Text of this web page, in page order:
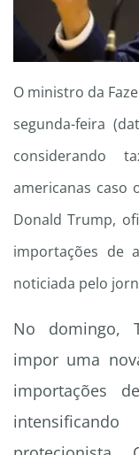
O ministro da
segunda-feira
considerando
americanas caso
Donald Trump,
importações de
noticiada pelo
No domingo,
impor uma
importações